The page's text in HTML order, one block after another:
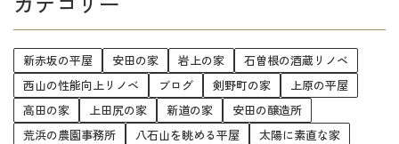
新赤坂の平屋 安田の家 岩上の家
石曽根の酒蔵リノベ
西山の性能向上リノベ
ブログ 剣野町の家
上原の平屋
高田の家
上田尻の家 新道の家
安田の醸造所
荒浜の農園事務所
八石山を眺める平屋
太陽に素直な家